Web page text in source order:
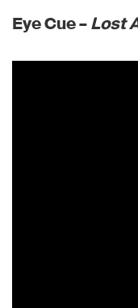
Eye Cue –Lost